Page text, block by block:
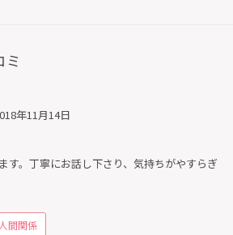
ミ
年11月14日
す。丁寧にお話し下さり、気持ちがやすらぎ
人間関係